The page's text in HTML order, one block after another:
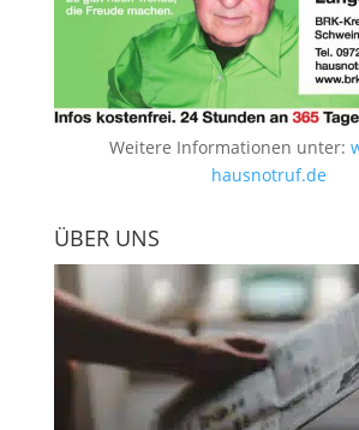
Weitere Informationen unter:
hausnotruf.de
ÜBER UNS